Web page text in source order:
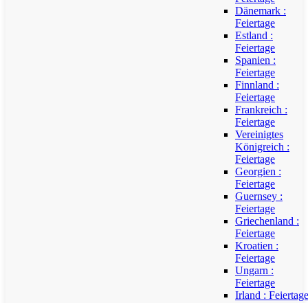
Dänemark :
Feiertage
Estland :
Feiertage
Spanien :
Feiertage
Finnland :
Feiertage
Frankreich :
Feiertage
Vereinigtes
Königreich :
Feiertage
Georgien :
Feiertage
Guernsey :
Feiertage
Griechenland :
Feiertage
Kroatien :
Feiertage
Ungarn :
Feiertage
Irland : Feiertage